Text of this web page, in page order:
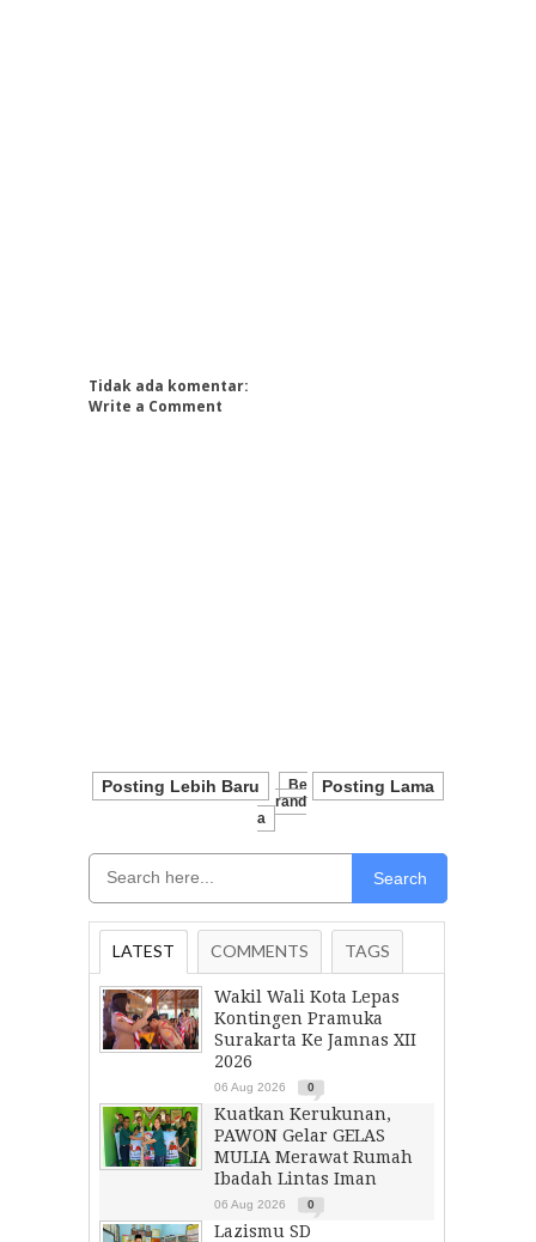
Tidak ada komentar:
Write a Comment
Posting Lebih Baru Posting Lama
Be
Rand
A
Search
LATEST COMMENTS TAGS
Wakil Wali Kota Lepas
Kontingen Pramuka
Surakarta Ke Jamnas XII
2026
06 Aug 2026 0
Kuatkan Kerukunan,
PAWON Gelar GELAS
MULIA Merawat Rumah
Ibadah Lintas Iman
06 Aug 2026 0
Lazismu SD